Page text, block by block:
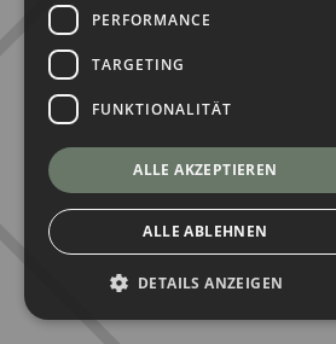
PERFORMANCE
TARGETING
FUNKTIONALITÄT
ALLE AKZEPTIEREN
ALLE ABLEHNEN
DETAILS ANZEIGEN